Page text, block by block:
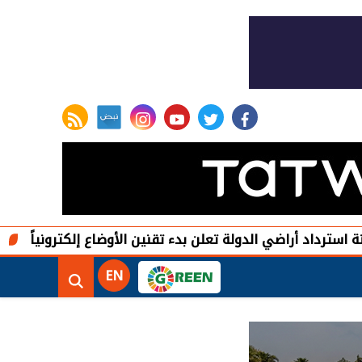
facebook
twitter
youtube
instagram
rss feed
رئيس
أراضي الدولة تعلن بدء تقنين الأوضاع إلكترونياً
EN